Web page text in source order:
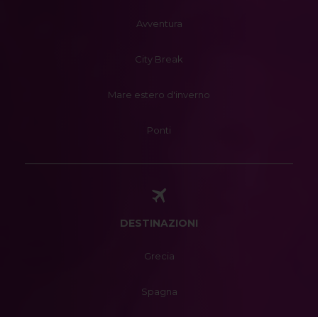
Avventura
City Break
Mare estero d'inverno
Ponti
DESTINAZIONI
Grecia
Spagna